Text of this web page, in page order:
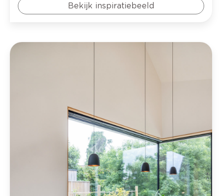
Bekijk inspiratiebeeld